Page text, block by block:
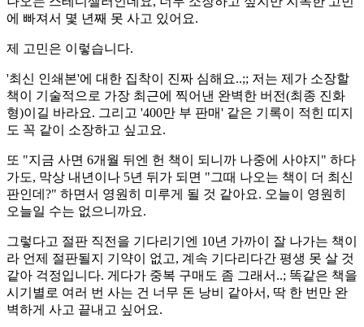
에 빠져서 몇 년째 못 사고 있어요.
​제 고민은 이렇습니다.
​'최신 인쇄본'에 대한 집착이 진짜 심해요..;; 저는 제가 소장할
책이 기술적으로 가장 최근에 찍어낸 완벽한 버전(최종 진화
형)이길 바라요. 그리고 '400만 부 판매' 같은 기록이 적힌 띠지
도 꼭 같이 소장하고 싶고요.
​또 "지금 사면 6개월 뒤엔 헌 책이 되니까 나중에 사야지" 하다
가도, 막상 내년이나 5년 뒤가 되면 "그때 나오는 책이 더 최신
판인데?" 하면서 영원히 미루게 될 것 같아요. 오늘이 영원히
오늘일 수는 없으니까요.
​그렇다고 절판 직전을 기다리기엔 10년 가까이 잘 나가는 책이
라 언제 절판될지 기약이 없고, 계속 기다리다간 평생 못 살 것
같아 걱정입니다.​ 게다가 중복 구매도 좀 그래서..; 똑같은 책을
시기별로 여러 번 사는 건 너무 돈 낭비 같아서, 딱 한 번만 완
벽하게 사고 끝내고 싶어요.